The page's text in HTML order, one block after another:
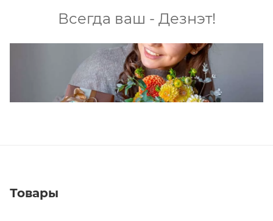
Всегда ваш - Дезнэт!
Товары